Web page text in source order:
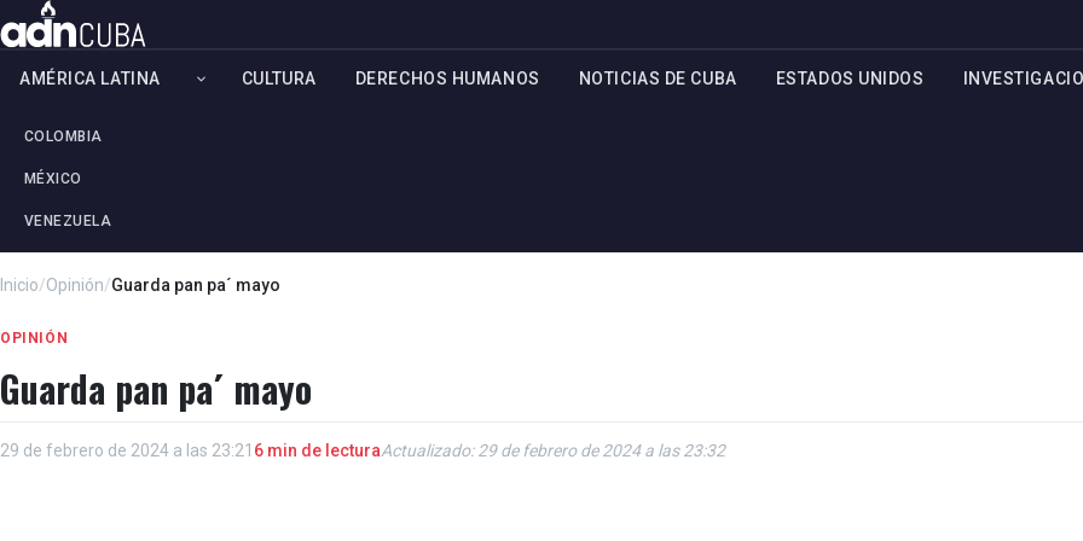
AMÉRICA LATINA
COLOMBIA
MÉXICO
VENEZUELA
CULTURA DERECHOS HUMANOS NOTICIAS DE CUBA ESTADOS UNIDOS
Inicio/Opinión/Guarda pan pa´ mayo
OPINIÓN
Guarda pan pa´ mayo
29 de febrero de 2024 a las 23:21 6 min de lecturaActualizado: 29 de febrero de 2024 a las 23:32